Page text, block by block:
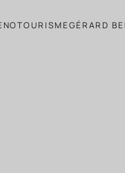
GÉRARD